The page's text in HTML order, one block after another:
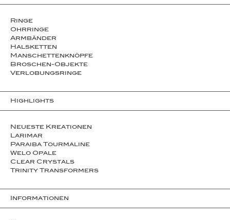
Ringe
Ohrringe
Armbänder
Halsketten
Man­schet­ten­­knöpfe
Broschen-Objekte
Ver­lo­bungs­­ringe
Highlights
Neueste Kreationen
Larimar
Paraiba Tourmaline
Welo Opale
Clear Crystals
Trinity Transformers
Informationen